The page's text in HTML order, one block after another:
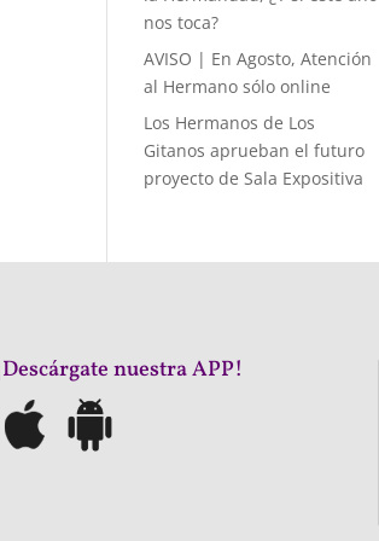
nos toca?
AVISO | En Agosto, Atención
al Hermano sólo online
Los Hermanos de Los
Gitanos aprueban el futuro
proyecto de Sala Expositiva
nuestra APP!